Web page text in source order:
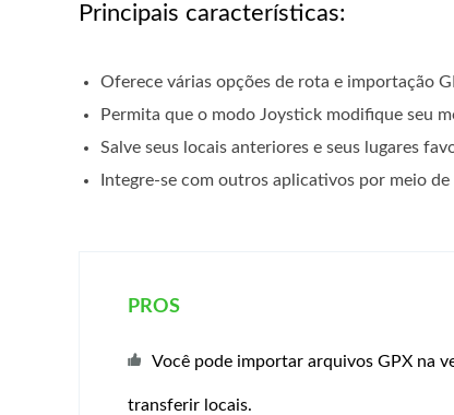
Principais características:
Oferece várias opções de rota e importação
Permita que o modo Joystick modifique seu
Salve seus locais anteriores e seus lugares
Integre-se com outros aplicativos por meio
PROS
Você pode importar arquivos GPX na
transferir locais.